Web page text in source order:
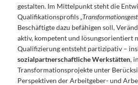
gestalten. Im Mittelpunkt steht die
Qualifikationsprofils
Beschäftigte dazu befähigen soll,
aktiv, kompetent und lösungsorientiert
Qualifizierung entsteht partizipativ –
sozialpartnerschaftliche Werkstätten,
Transformationsprojekte unter
Perspektiven der Arbeitgeber- und